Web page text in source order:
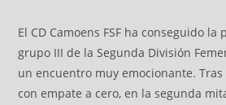
El CD Camoens FSF ha conseguido
grupo III de la Segunda División
un encuentro muy emocionante.
con empate a cero, en la segunda